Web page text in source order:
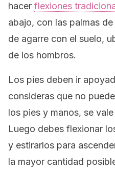
hacer flexiones
abajo, con las palmas
de agarre con el suelo,
de los hombros.
Los pies deben ir
consideras que no
los pies y manos, se
Luego debes flexionar
y estirarlos para
la mayor cantidad